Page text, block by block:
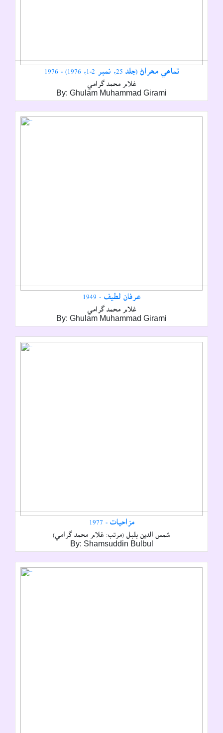
ٽماھي مھراڻ (جلد 25، نمبر 2-1، 1976) - 1976
غلام محمد گرامي
By: Ghulam Muhammad Girami
عرفان لطيف - 1949
غلام محمد گرامي
By: Ghulam Muhammad Girami
مزاحيات - 1977
شمس الدين بلبل (مرتب: غلام محمد گرامي)
By: Shamsuddin Bulbul